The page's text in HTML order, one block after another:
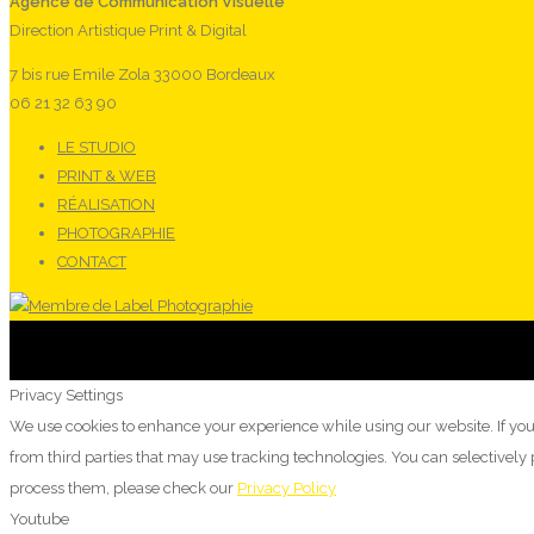
Direction Artistique Print & Digital
7 bis rue Emile Zola 33000 Bordeaux
06 21 32 63 90
LE STUDIO
PRINT & WEB
RÉALISATION
PHOTOGRAPHIE
CONTACT
Privacy Settings
We use cookies to enhance your experience while using our website. If
from third parties that may use tracking technologies. You can
process them, please check our Privacy Policy
Youtube